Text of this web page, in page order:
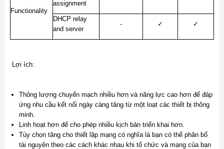
Functionality
assignment
DHCP relay
and server
- ✓ ✓
Lợi ích:
Thông lượng chuyển mạch nhiều hơn và năng lực cao hơn để đáp
ứng nhu cầu kết nối ngày càng tăng từ một loạt các thiết bị thông
minh.
Linh hoạt hơn để cho phép nhiều kịch bản triển khai hơn.
Tùy chọn tăng cho thiết lập mạng có nghĩa là bạn có thể phân bổ
tài nguyên theo các cách khác nhau khi tổ chức và mạng của bạn